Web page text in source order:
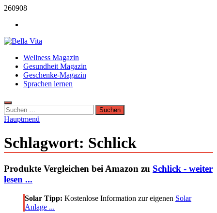
Zum
springen
260908
Bella Vita Wellness Fitness Tipps
Wellness Sport und Erholung mit Bella Vita Fitness Tipps
Wellness Magazin
Gesundheit Magazin
Geschenke-Magazin
Sprachen lernen
Suchen
nach:
Hauptmenü
Schlagwort: Schlick
Produkte Vergleichen bei Amazon zu Schlick - weiter
lesen ...
Solar Tipp: Kostenlose Information zur eigenen Solar
Anlage ...